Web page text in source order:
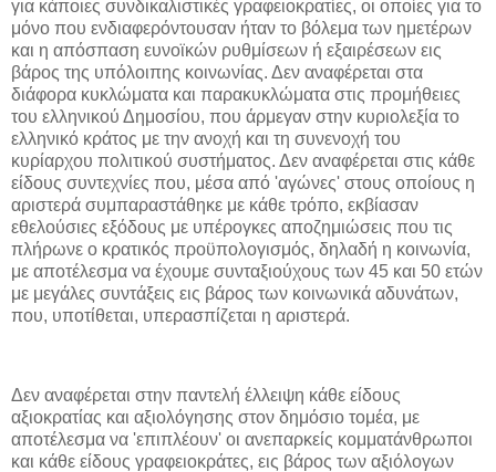
για κάποιες συνδικαλιστικές γραφειοκρατίες, οι οποίες για το
μόνο που ενδιαφερόντουσαν ήταν το βόλεμα των ημετέρων
και η απόσπαση ευνοϊκών ρυθμίσεων ή εξαιρέσεων εις
βάρος της υπόλοιπης κοινωνίας. Δεν αναφέρεται στα
διάφορα κυκλώματα και παρακυκλώματα στις προμήθειες
του ελληνικού Δημοσίου, που άρμεγαν στην κυριολεξία το
ελληνικό κράτος με την ανοχή και τη συνενοχή του
κυρίαρχου πολιτικού συστήματος. Δεν αναφέρεται στις κάθε
είδους συντεχνίες που, μέσα από 'αγώνες' στους οποίους η
αριστερά συμπαραστάθηκε με κάθε τρόπο, εκβίασαν
εθελούσιες εξόδους με υπέρογκες αποζημιώσεις που τις
πλήρωνε ο κρατικός προϋπολογισμός, δηλαδή η κοινωνία,
με αποτέλεσμα να έχουμε συνταξιούχους των 45 και 50 ετών
με μεγάλες συντάξεις εις βάρος των κοινωνικά αδυνάτων,
που, υποτίθεται, υπερασπίζεται η αριστερά.
Δεν αναφέρεται στην παντελή έλλειψη κάθε είδους
αξιοκρατίας και αξιολόγησης στον δημόσιο τομέα, με
αποτέλεσμα να 'επιπλέουν' οι ανεπαρκείς κομματάνθρωποι
και κάθε είδους γραφειοκράτες, εις βάρος των αξιόλογων